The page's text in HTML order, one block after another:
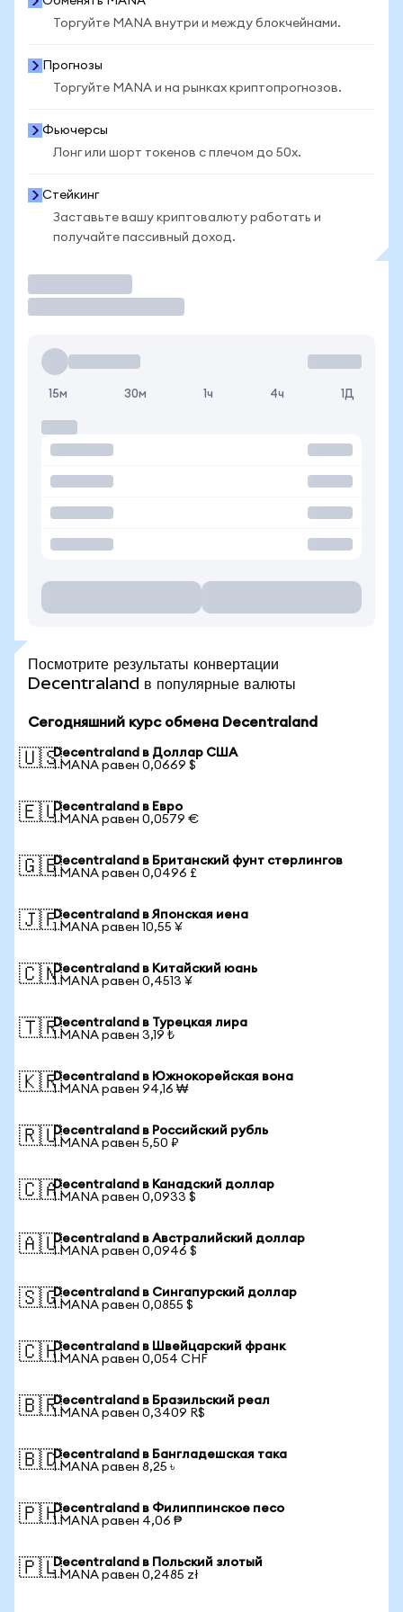
Торгуйте MANA внутри и между блокчейнами.
Прогнозы
Торгуйте MANA и на рынках криптопрогнозов.
Фьючерсы
Лонг или шорт токенов с плечом до 50x.
Стейкинг
Заставьте вашу криптовалюту работать и
получайте пассивный доход.
15м 30м 1ч 4ч 1Д
Посмотрите результаты конвертации
Decentraland в популярные валюты
Сегодняшний курс обмена Decentraland
🇺🇸Decentraland в Доллар США
1 MANA равен 0,0669 $
🇪🇺Decentraland в Евро
1 MANA равен 0,0579 €
🇬🇧Decentraland в Британский фунт стерлингов
1 MANA равен 0,0496 £
🇯🇵Decentraland в Японская иена
1 MANA равен 10,55 ¥
🇨🇳Decentraland в Китайский юань
1 MANA равен 0,4513 ¥
🇹🇷Decentraland в Турецкая лира
1 MANA равен 3,19 ₺
🇰🇷Decentraland в Южнокорейская вона
1 MANA равен 94,16 ₩
🇷🇺Decentraland в Российский рубль
1 MANA равен 5,50 ₽
🇨🇦Decentraland в Канадский доллар
1 MANA равен 0,0933 $
🇦🇺Decentraland в Австралийский доллар
1 MANA равен 0,0946 $
🇸🇬Decentraland в Сингапурский доллар
1 MANA равен 0,0855 $
🇨🇭Decentraland в Швейцарский франк
1 MANA равен 0,054 CHF
🇧🇷Decentraland в Бразильский реал
1 MANA равен 0,3409 R$
🇧🇩Decentraland в Бангладешская така
1 MANA равен 8,25 ৳
🇵🇭Decentraland в Филиппинское песо
1 MANA равен 4,06 ₱
🇵🇱Decentraland в Польский злотый
1 MANA равен 0,2485 zł